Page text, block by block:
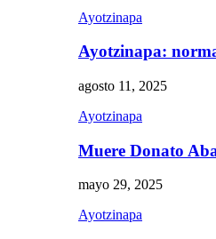
Ayotzinapa
Ayotzinapa:
agosto 11, 2025
Ayotzinapa
Muere Donato
mayo 29, 2025
Ayotzinapa